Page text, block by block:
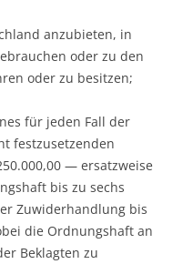
anzubieten, in
oder zu den
oder zu besitzen;
für jeden Fall der
festzusetzenden
— ersatzweise
bis zu sechs
Zuwiderhandlung bis
die Ordnungshaft an
Beklagten zu